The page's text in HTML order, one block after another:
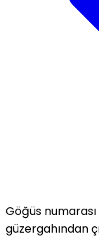
Göğüs
güzergahından